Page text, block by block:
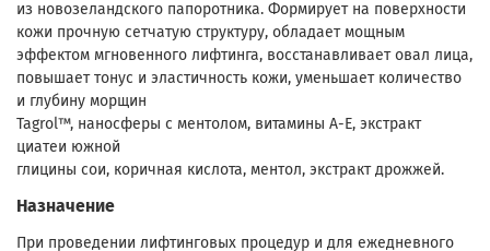
из новозеландского папоротника. Формирует на поверхности
кожи прочную сетчатую структуру, обладает мощным
эффектом мгновенного лифтинга, восстанавливает овал лица,
повышает тонус и эластичность кожи, уменьшает количество
и глубину морщин
Tagrol™, наносферы с ментолом, витамины А-Е, экстракт
циатеи южной
глицины сои, коричная кислота, ментол, экстракт дрожжей.
Назначение
При проведении лифтинговых процедур и для ежедневного